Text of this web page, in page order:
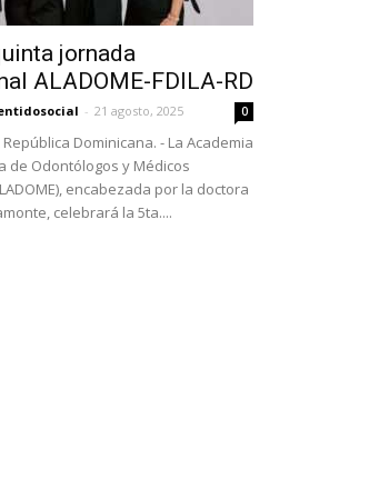
jornada
ALADOME-FDILA-RD
- 21 agosto, 2025 0
Dominicana. - La Academia
de Odontólogos y Médicos
encabezada por la doctora
celebrará la 5ta....